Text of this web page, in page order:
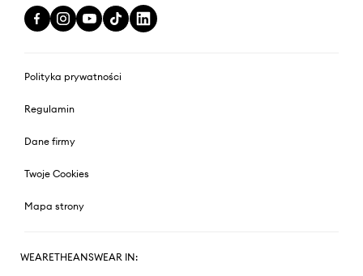
Polityka prywatności
Regulamin
Dane firmy
Twoje Cookies
Mapa strony
WEARETHEANSWEAR IN: